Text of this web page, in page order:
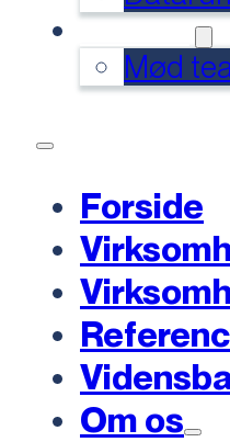
Mød
Forside
Om os